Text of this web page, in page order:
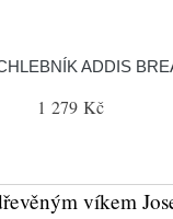
ADDIS
1 279 Kč
víkem